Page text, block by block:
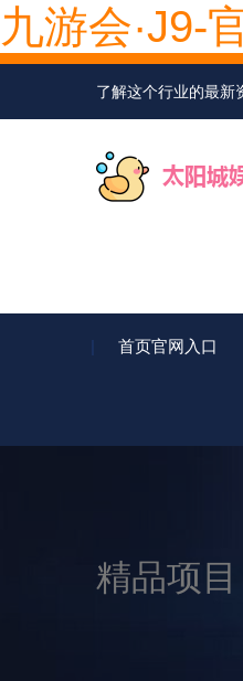
九游会·J9-
了解这个行业的最新
首页官网入口
精品项目